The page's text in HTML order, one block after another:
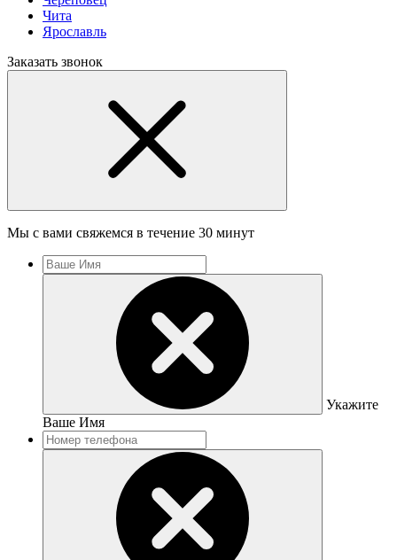
Чита
Ярославль
Заказать звонок
Мы с вами свяжемся в течение 30 минут
Укажите
Ваше Имя